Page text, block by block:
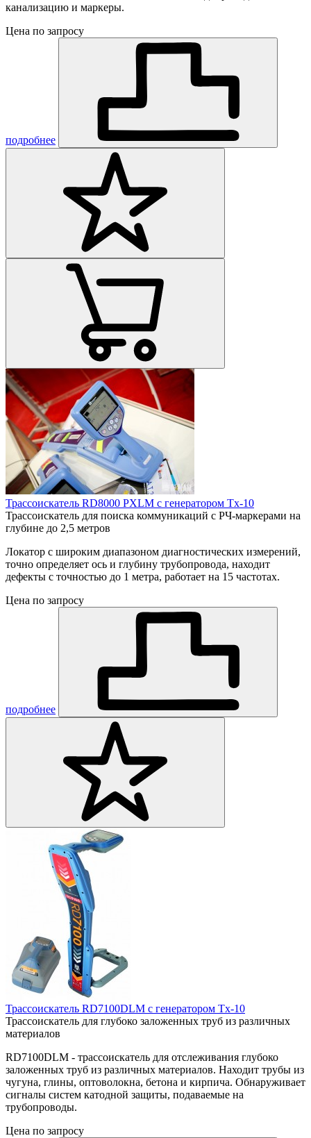
канализацию и маркеры.
Цена по запросу
подробнее
Трассоискатель RD8000 PXLM с генератором Tx-10
Трассоискатель для поиска коммуникаций с РЧ-маркерами на
глубине до 2,5 метров
Локатор с широким диапазоном диагностических измерений,
точно определяет ось и глубину трубопровода, находит
дефекты с точностью до 1 метра, работает на 15 частотах.
Цена по запросу
подробнее
Трассоискатель RD7100DLM с генератором Tx-10
Трассоискатель для глубоко заложенных труб из различных
материалов
RD7100DLM - трассоискатель для отслеживания глубоко
заложенных труб из различных материалов. Находит трубы из
чугуна, глины, оптоволокна, бетона и кирпича. Обнаруживает
сигналы систем катодной защиты, подаваемые на
трубопроводы.
Цена по запросу